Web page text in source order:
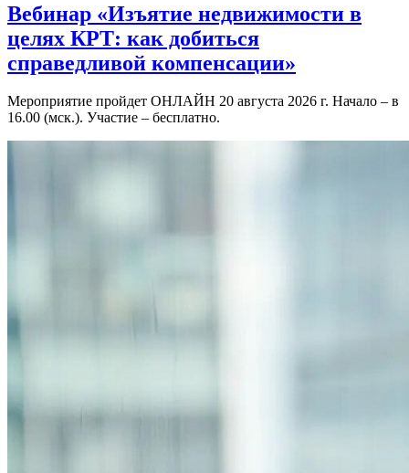
Вебинар «Изъятие недвижимости в
целях КРТ: как добиться
справедливой компенсации»
Мероприятие пройдет ОНЛАЙН 20 августа 2026 г. Начало – в
16.00 (мск.). Участие – бесплатно.